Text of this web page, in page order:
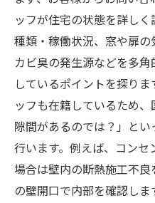
ッフが住宅の状態を詳し
種類・稼働状況、窓や扉の
カビ臭の発生源などを多
しているポイントを探り
ッフも在籍しているため
隙間があるのでは？」と
行います。例えば、コン
場合は壁内の断熱施工不
の壁開口で内部を確認し